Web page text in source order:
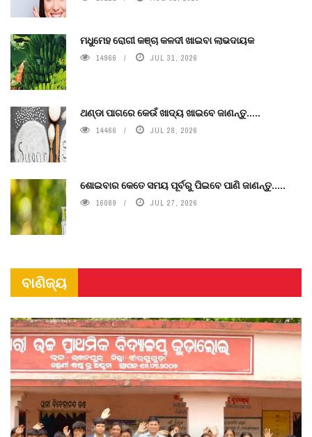
ମଧୁମେହ ରୋଗୀ କଞ୍ଚା କଳଦୀ ଖାଇବା ଲାଭଦାୟକ
14966 JUL 31, 2026
ଥଣ୍ଡା ପାଗରେ କେଉଁ ଖାଦ୍ୟ ଖାଇବେ ଜାଣନ୍ତୁ.....
14466 JUL 28, 2026
ଶୋଇବାର କେତେ ସମୟ ପୂର୍ବରୁ ପିଇବେ ପାଣି ଜାଣନ୍ତୁ.....
16089 JUL 27, 2026
ବାଣିଜ୍ୟ